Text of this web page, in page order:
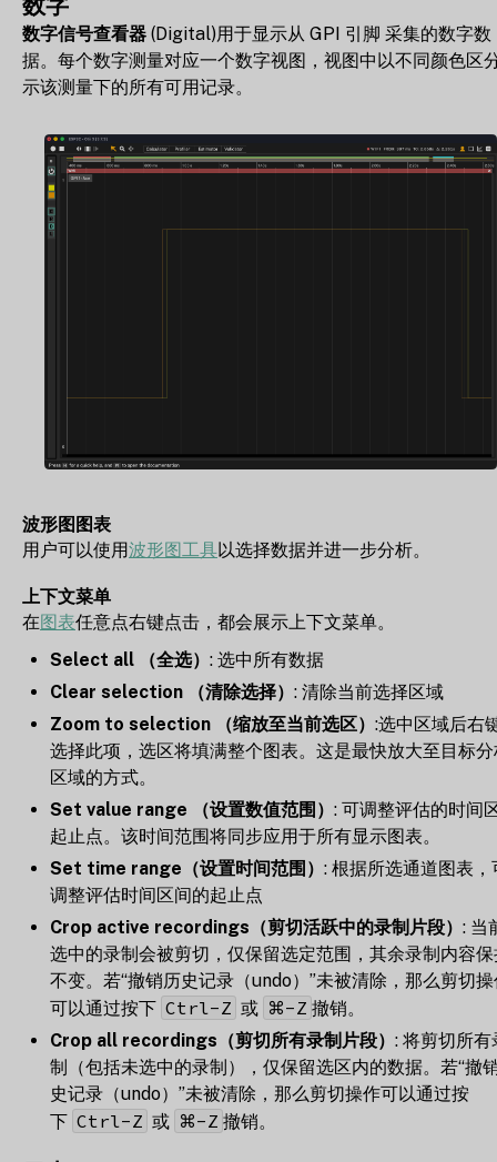
数字信号查看器 (Digital)用于显示从 GPI 引脚 采集的数字数
据。每个数字测量对应一个数字视图，视图中以不同颜色区
示该测量下的所有可用记录。
波形图图表
用户可以使用波形图工具以选择数据并进一步分析。
上下文菜单
在图表任意点右键点击，都会展示上下文菜单。
Select all （全选） : 选中所有数据
Clear selection （清除选择） : 清除当前选择区域
Zoom to selection （缩放至当前选区） :选中区域后右
选择此项，选区将填满整个图表。这是最快放大至目标
区域的方式。
Set value range （设置数值范围） : 可调整评估的时间
起止点。该时间范围将同步应用于所有显示图表。
Set time range（设置时间范围） : 根据所选通道图表，
调整评估时间区间的起止点
Crop active recordings（剪切活跃中的录制片段） : 当
选中的录制会被剪切，仅保留选定范围，其余录制内容
不变。若“撤销历史记录（undo）”未被清除，那么剪切
可以通过按下 Ctrl-Z 或 ⌘-Z 撤销。
Crop all recordings（剪切所有录制片段） : 将剪切所有
制（包括未选中的录制），仅保留选区内的数据。若“撤
史记录（undo）”未被清除，那么剪切操作可以通过按
下 Ctrl-Z 或 ⌘-Z 撤销。